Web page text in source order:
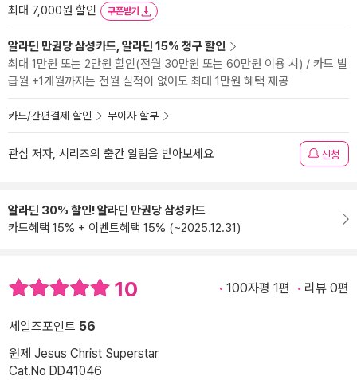
최대 7,000원 할인
쿠폰받기
알라딘 만권당 삼성카드, 알라딘 15% 청구 할인
최대 1만원 또는 2만원 할인(전월 30만원 또는 60만원 이용 시) / 카드 발
급월 +1개월까지는 전월 실적이 없어도 최대 1만원 혜택 제공
카드/간편결제 할인 무이자 할부
관심 저자, 시리즈의 출간 알림을 받아보세요 신청
알라딘 30% 할인! 알라딘 만권당 삼성카드
카드혜택 15% + 이벤트혜택 15% (~2025.12.31)
10 100자평 1편 리뷰 0편
세일즈포인트 56
원제 Jesus Christ Superstar
Cat.No DD41046